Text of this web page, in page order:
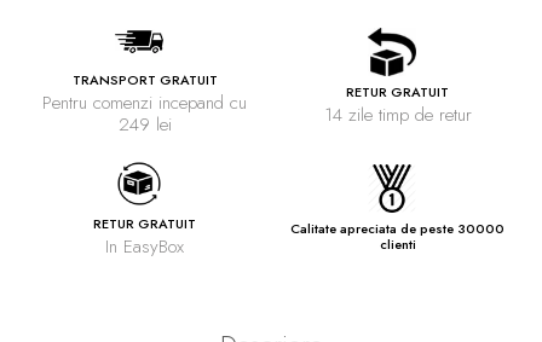
TRANSPORT GRATUIT
Pentru comenzi incepand cu
249 lei
RETUR GRATUIT
14 zile timp de retur
RETUR GRATUIT
In EasyBox
Calitate apreciata de peste 30000
clienti